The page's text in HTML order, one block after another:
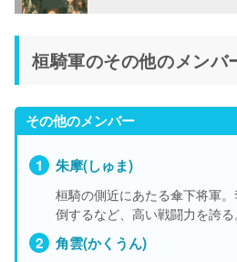
桓騎軍のその他のメンバ
その他のメンバー
朱摩(しゅま)
桓騎の側近にあたる傘下将軍
倒するなど、高い戦闘力を誇る
角雲(かくうん)